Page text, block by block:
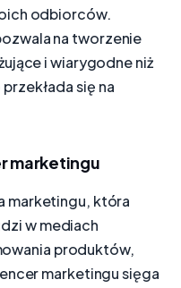
odbiorców.
na tworzenie
i wiarygodne niż
się na
marketingu
marketingu, która
w mediach
produktów,
marketingu sięga